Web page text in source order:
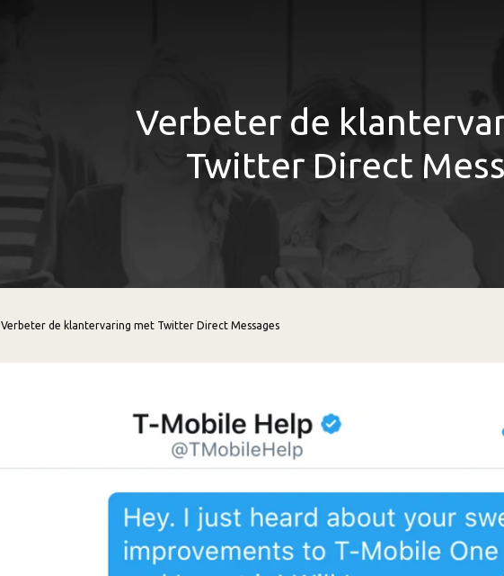
Verbeter de
Twitter Direct
Verbeter de klantervaring met Twitter Direct Messages